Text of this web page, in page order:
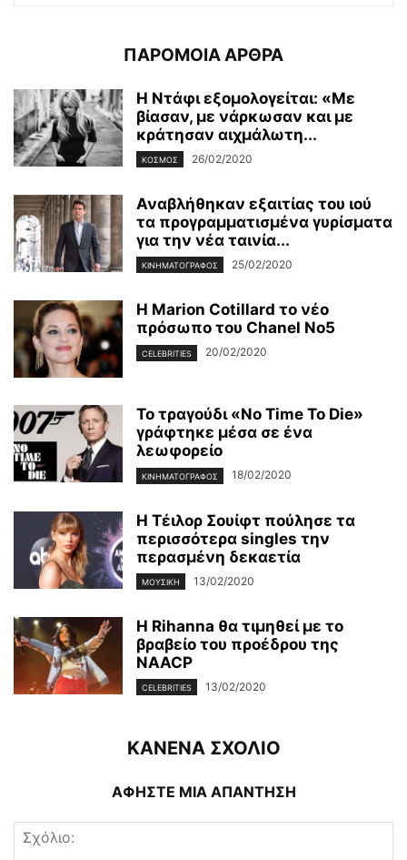
ΠΑΡΟΜΟΙΑ ΑΡΘΡΑ
H Ντάφι εξομολογείται: «Με
βίασαν, με νάρκωσαν και με
κράτησαν αιχμάλωτη...
ΚΌΣΜΟΣ 26/02/2020
Αναβλήθηκαν εξαιτίας του ιού
τα προγραμματισμένα γυρίσματα
για την νέα ταινία...
ΚΙΝΗΜΑΤΟΓΡΆΦΟΣ 25/02/2020
Η Marion Cotillard το νέο
πρόσωπο του Chanel No5
CELEBRITIES 20/02/2020
Το τραγούδι «No Time To Die»
γράφτηκε μέσα σε ένα
λεωφορείο
ΚΙΝΗΜΑΤΟΓΡΆΦΟΣ 18/02/2020
Η Τέιλορ Σουίφτ πούλησε τα
περισσότερα singles την
περασμένη δεκαετία
ΜΟΥΣΙΚΉ 13/02/2020
Η Rihanna θα τιμηθεί με το
βραβείο του προέδρου της
NAACP
CELEBRITIES 13/02/2020
ΚΑΝΕΝΑ ΣΧΟΛΙΟ
ΑΦΗΣΤΕ ΜΙΑ ΑΠΑΝΤΗΣΗ